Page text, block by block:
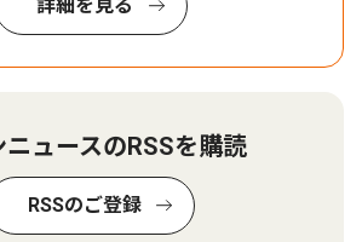
詳細を見る
ニュースのRSSを購読
RSSのご登録